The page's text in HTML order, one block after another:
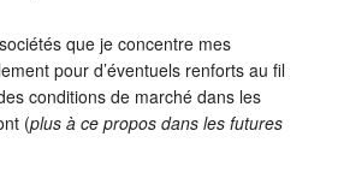
que je concentre mes
pour d’éventuels renforts au fil
conditions de marché dans les
(plus à ce propos dans les futures